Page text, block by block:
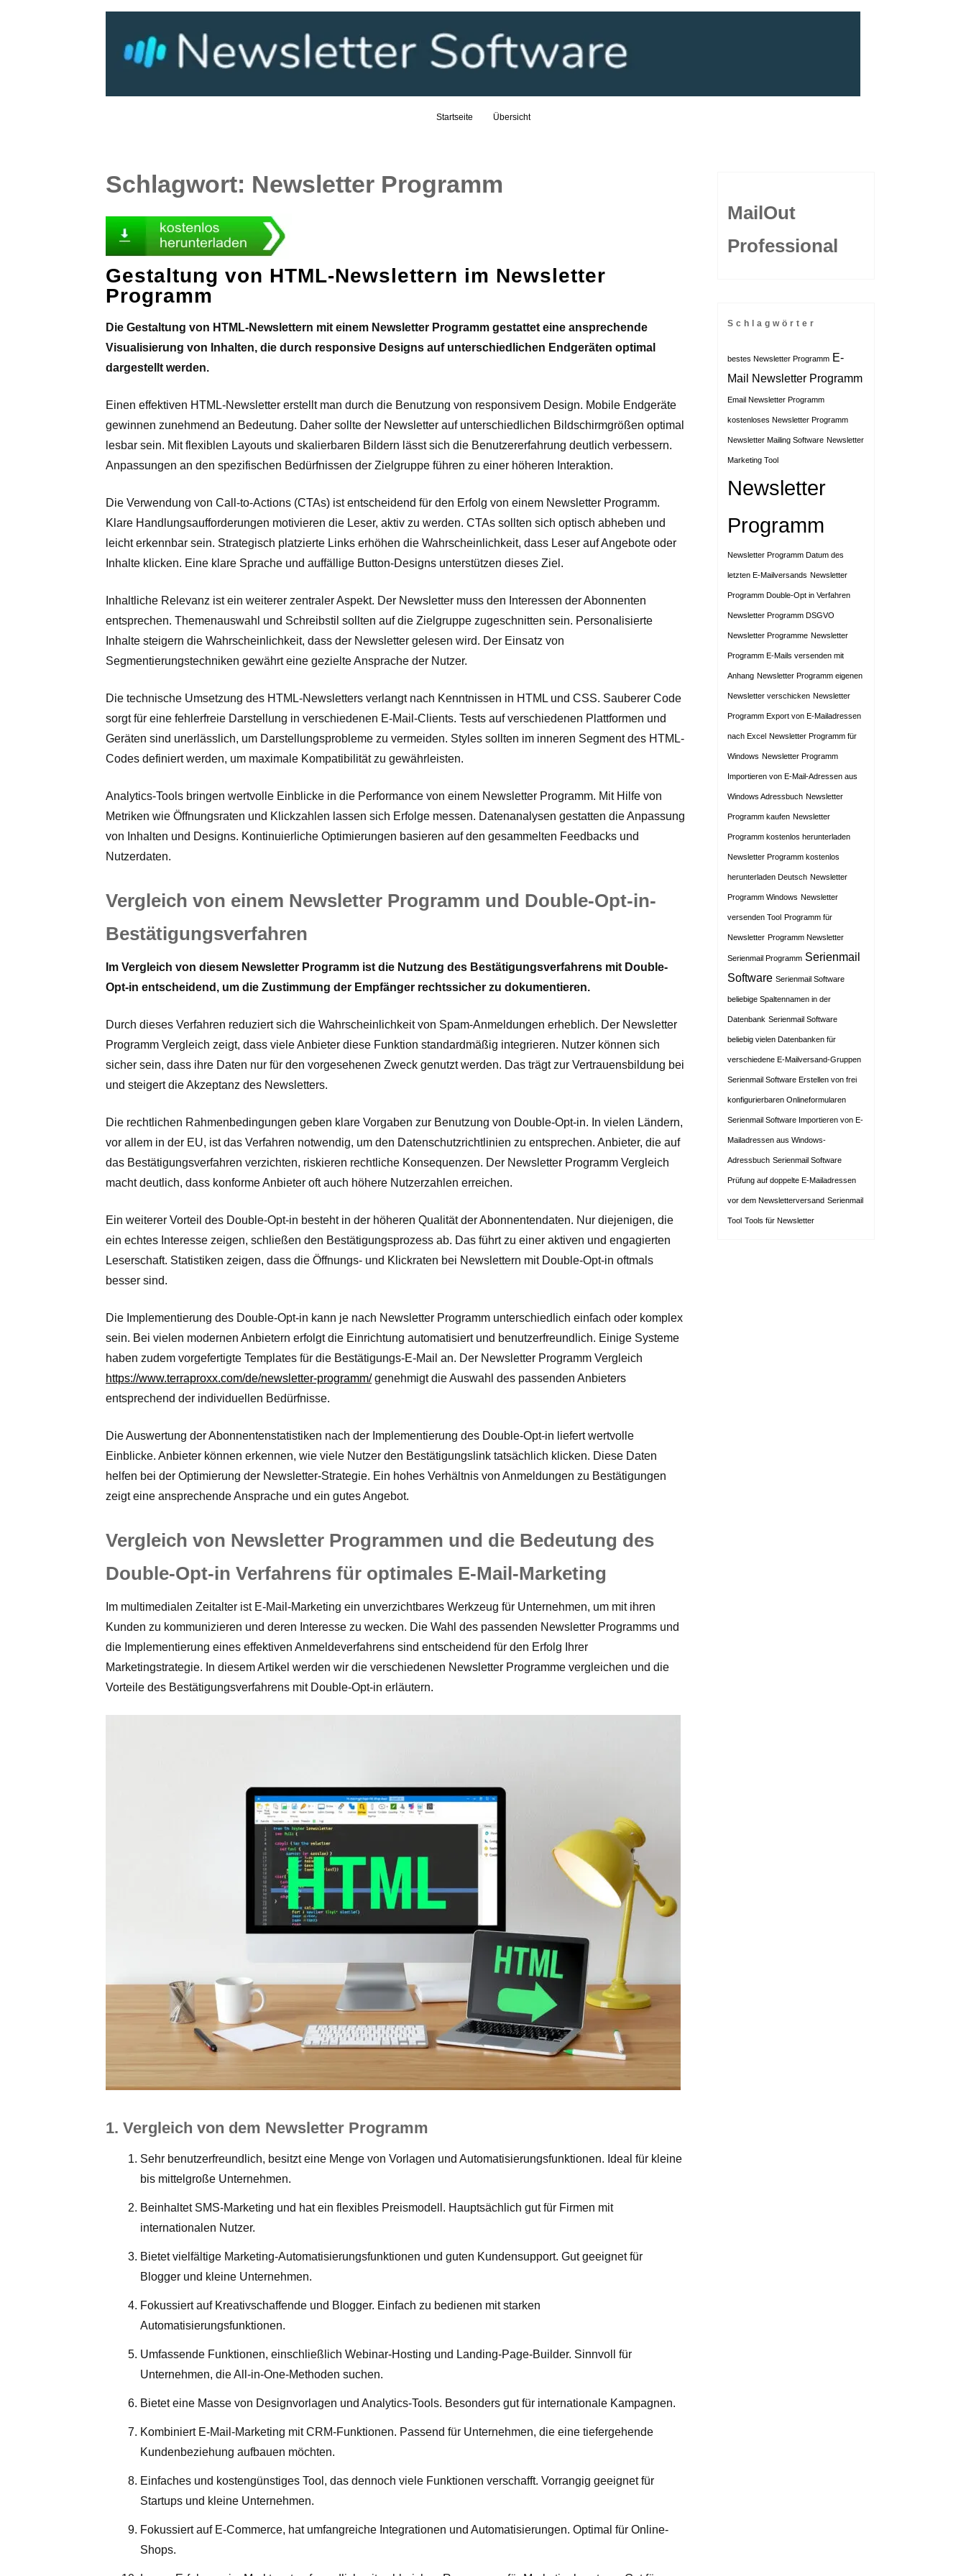
to
content
Startseite Übersicht
Schlagwort: Newsletter Programm
Gestaltung von HTML-Newslettern im Newsletter
Programm
Die Gestaltung von HTML-Newslettern mit einem Newsletter Programm gestattet eine ansprechende
Visualisierung von Inhalten, die durch responsive Designs auf unterschiedlichen Endgeräten optimal
dargestellt werden.
Einen effektiven HTML-Newsletter erstellt man durch die Benutzung von responsivem Design. Mobile Endgeräte
gewinnen zunehmend an Bedeutung. Daher sollte der Newsletter auf unterschiedlichen Bildschirmgrößen optimal
lesbar sein. Mit flexiblen Layouts und skalierbaren Bildern lässt sich die Benutzererfahrung deutlich verbessern.
Anpassungen an den spezifischen Bedürfnissen der Zielgruppe führen zu einer höheren Interaktion.
Die Verwendung von Call-to-Actions (CTAs) ist entscheidend für den Erfolg von einem Newsletter Programm.
Klare Handlungsaufforderungen motivieren die Leser, aktiv zu werden. CTAs sollten sich optisch abheben und
leicht erkennbar sein. Strategisch platzierte Links erhöhen die Wahrscheinlichkeit, dass Leser auf Angebote oder
Inhalte klicken. Eine klare Sprache und auffällige Button-Designs unterstützen dieses Ziel.
Inhaltliche Relevanz ist ein weiterer zentraler Aspekt. Der Newsletter muss den Interessen der Abonnenten
entsprechen. Themenauswahl und Schreibstil sollten auf die Zielgruppe zugeschnitten sein. Personalisierte
Inhalte steigern die Wahrscheinlichkeit, dass der Newsletter gelesen wird. Der Einsatz von
Segmentierungstechniken gewährt eine gezielte Ansprache der Nutzer.
Die technische Umsetzung des HTML-Newsletters verlangt nach Kenntnissen in HTML und CSS. Sauberer Code
sorgt für eine fehlerfreie Darstellung in verschiedenen E-Mail-Clients. Tests auf verschiedenen Plattformen und
Geräten sind unerlässlich, um Darstellungsprobleme zu vermeiden. Styles sollten im inneren Segment des HTML-
Codes definiert werden, um maximale Kompatibilität zu gewährleisten.
Analytics-Tools bringen wertvolle Einblicke in die Performance von einem Newsletter Programm. Mit Hilfe von
Metriken wie Öffnungsraten und Klickzahlen lassen sich Erfolge messen. Datenanalysen gestatten die Anpassung
von Inhalten und Designs. Kontinuierliche Optimierungen basieren auf den gesammelten Feedbacks und
Nutzerdaten.
Vergleich von einem Newsletter Programm und Double-Opt-in-
Bestätigungsverfahren
Im Vergleich von diesem Newsletter Programm ist die Nutzung des Bestätigungsverfahrens mit Double-
Opt-in entscheidend, um die Zustimmung der Empfänger rechtssicher zu dokumentieren.
Durch dieses Verfahren reduziert sich die Wahrscheinlichkeit von Spam-Anmeldungen erheblich. Der Newsletter
Programm Vergleich zeigt, dass viele Anbieter diese Funktion standardmäßig integrieren. Nutzer können sich
sicher sein, dass ihre Daten nur für den vorgesehenen Zweck genutzt werden. Das trägt zur Vertrauensbildung bei
und steigert die Akzeptanz des Newsletters.
Die rechtlichen Rahmenbedingungen geben klare Vorgaben zur Benutzung von Double-Opt-in. In vielen Ländern,
vor allem in der EU, ist das Verfahren notwendig, um den Datenschutzrichtlinien zu entsprechen. Anbieter, die auf
das Bestätigungsverfahren verzichten, riskieren rechtliche Konsequenzen. Der Newsletter Programm Vergleich
macht deutlich, dass konforme Anbieter oft auch höhere Nutzerzahlen erreichen.
Ein weiterer Vorteil des Double-Opt-in besteht in der höheren Qualität der Abonnentendaten. Nur diejenigen, die
ein echtes Interesse zeigen, schließen den Bestätigungsprozess ab. Das führt zu einer aktiven und engagierten
Leserschaft. Statistiken zeigen, dass die Öffnungs- und Klickraten bei Newslettern mit Double-Opt-in oftmals
besser sind.
Die Implementierung des Double-Opt-in kann je nach Newsletter Programm unterschiedlich einfach oder komplex
sein. Bei vielen modernen Anbietern erfolgt die Einrichtung automatisiert und benutzerfreundlich. Einige Systeme
haben zudem vorgefertigte Templates für die Bestätigungs-E-Mail an. Der Newsletter Programm Vergleich
https://www.terraproxx.com/de/newsletter-programm/genehmigt die Auswahl des passenden Anbieters
entsprechend der individuellen Bedürfnisse.
Die Auswertung der Abonnentenstatistiken nach der Implementierung des Double-Opt-in liefert wertvolle
Einblicke. Anbieter können erkennen, wie viele Nutzer den Bestätigungslink tatsächlich klicken. Diese Daten
helfen bei der Optimierung der Newsletter-Strategie. Ein hohes Verhältnis von Anmeldungen zu Bestätigungen
zeigt eine ansprechende Ansprache und ein gutes Angebot.
Vergleich von Newsletter Programmen und die Bedeutung des
Double-Opt-in Verfahrens für optimales E-Mail-Marketing
Im multimedialen Zeitalter ist E-Mail-Marketing ein unverzichtbares Werkzeug für Unternehmen, um mit ihren
Kunden zu kommunizieren und deren Interesse zu wecken. Die Wahl des passenden Newsletter Programms und
die Implementierung eines effektiven Anmeldeverfahrens sind entscheidend für den Erfolg Ihrer
Marketingstrategie. In diesem Artikel werden wir die verschiedenen Newsletter Programme vergleichen und die
Vorteile des Bestätigungsverfahrens mit Double-Opt-in erläutern.
1. Vergleich von dem Newsletter Programm
Sehr benutzerfreundlich, besitzt eine Menge von Vorlagen und Automatisierungsfunktionen. Ideal für kleine
bis mittelgroße Unternehmen.
Beinhaltet SMS-Marketing und hat ein flexibles Preismodell. Hauptsächlich gut für Firmen mit
internationalen Nutzer.
Bietet vielfältige Marketing-Automatisierungsfunktionen und guten Kundensupport. Gut geeignet für
Blogger und kleine Unternehmen.
Fokussiert auf Kreativschaffende und Blogger. Einfach zu bedienen mit starken
Automatisierungsfunktionen.
Umfassende Funktionen, einschließlich Webinar-Hosting und Landing-Page-Builder. Sinnvoll für
Unternehmen, die All-in-One-Methoden suchen.
Bietet eine Masse von Designvorlagen und Analytics-Tools. Besonders gut für internationale Kampagnen.
Kombiniert E-Mail-Marketing mit CRM-Funktionen. Passend für Unternehmen, die eine tiefergehende
Kundenbeziehung aufbauen möchten.
Einfaches und kostengünstiges Tool, das dennoch viele Funktionen verschafft. Vorrangig geeignet für
Startups und kleine Unternehmen.
Fokussiert auf E-Commerce, hat umfangreiche Integrationen und Automatisierungen. Optimal für Online-
Shops.
MailOut
Professional
Schlagwörter
bestes Newsletter Programm E-
Mail Newsletter Programm
Email Newsletter Programm
kostenloses Newsletter Programm
Newsletter Mailing Software Newsletter
Marketing Tool
Newsletter
Programm
Newsletter Programm Datum des
letzten E-Mailversands Newsletter
Programm Double-Opt in Verfahren
Newsletter Programm DSGVO
Newsletter Programme Newsletter
Programm E-Mails versenden mit
Anhang Newsletter Programm eigenen
Newsletter verschicken Newsletter
Programm Export von E-Mailadressen
nach Excel Newsletter Programm für
Windows Newsletter Programm
Importieren von E-Mail-Adressen aus
Windows Adressbuch Newsletter
Programm kaufen Newsletter
Programm kostenlos herunterladen
Newsletter Programm kostenlos
herunterladen Deutsch Newsletter
Programm Windows Newsletter
versenden Tool Programm für
Newsletter Programm Newsletter
Serienmail Programm Serienmail
Software Serienmail Software
beliebige Spaltennamen in der
Datenbank Serienmail Software
beliebig vielen Datenbanken für
verschiedene E-Mailversand-Gruppen
Serienmail Software Erstellen von frei
konfigurierbaren Onlineformularen
Serienmail Software Importieren von E-
Mailadressen aus Windows-
Adressbuch Serienmail Software
Prüfung auf doppelte E-Mailadressen
vor dem Newsletterversand Serienmail
Tool Tools für Newsletter